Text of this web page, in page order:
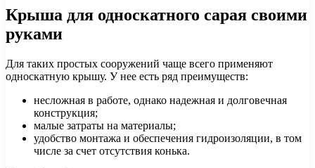
Крыша для односкатного сарая своими
руками
Для таких простых сооружений чаще всего применяют
односкатную крышу. У нее есть ряд преимуществ:
несложная в работе, однако надежная и долговечная
конструкция;
малые затраты на материалы;
удобство монтажа и обеспечения гидроизоляции, в том
числе за счет отсутствия конька.